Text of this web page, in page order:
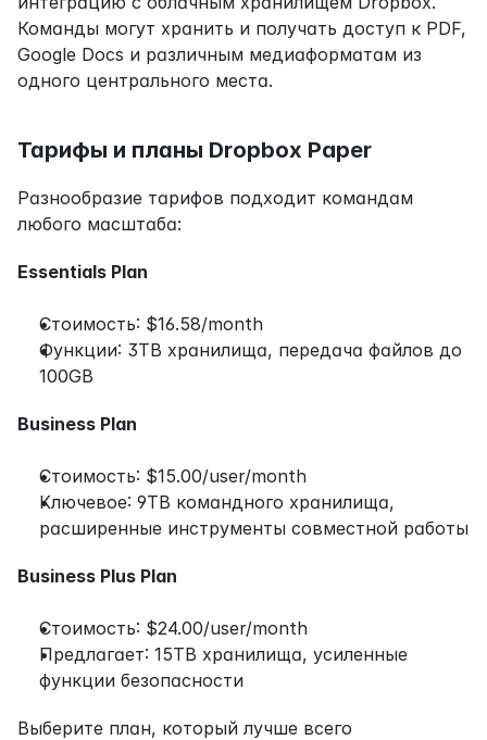
Команды могут хранить и получать доступ к PDF,
Google Docs и различным медиаформатам из
одного центрального места.
Тарифы и планы Dropbox Paper
Разнообразие тарифов подходит командам
любого масштаба:
Essentials Plan
Стоимость: $16.58/month
Функции: 3TB хранилища, передача файлов до
100GB
Business Plan
Стоимость: $15.00/user/month
Ключевое: 9TB командного хранилища,
расширенные инструменты совместной работы
Business Plus Plan
Стоимость: $24.00/user/month
Предлагает: 15TB хранилища, усиленные
функции безопасности
Выберите план, который лучше всего